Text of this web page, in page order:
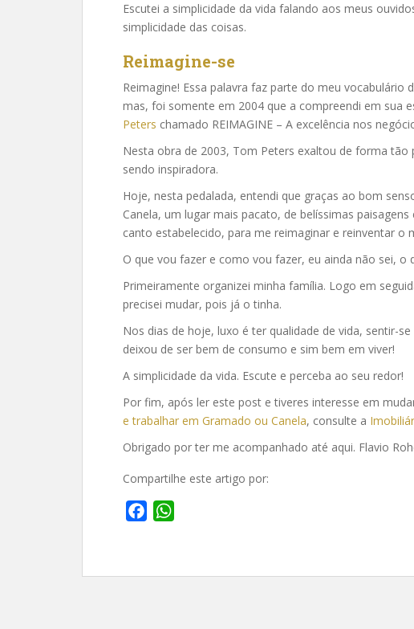
Escutei a simplicidade da vida falando aos meus
simplicidade das coisas.
Reimagine-se
Reimagine! Essa palavra faz parte do meu vocabulário
mas, foi somente em 2004 que a compreendi em sua
Peters chamado REIMAGINE – A excelência nos
Nesta obra de 2003, Tom Peters exaltou de forma
sendo inspiradora.
Hoje, nesta pedalada, entendi que graças ao bom
Canela, um lugar mais pacato, de belíssimas
canto estabelecido, para me reimaginar e reinventar o
O que vou fazer e como vou fazer, eu ainda não sei, o
Primeiramente organizei minha família. Logo em
precisei mudar, pois já o tinha.
Nos dias de hoje, luxo é ter qualidade de vida, sentir-
deixou de ser bem de consumo e sim bem em viver!
A simplicidade da vida. Escute e perceba ao seu redor!
Por fim, após ler este post e tiveres interesse em
e trabalhar em Gramado ou Canela, consulte a
Obrigado por ter me acompanhado até aqui. Flavio
Compartilhe este artigo por:
e
t